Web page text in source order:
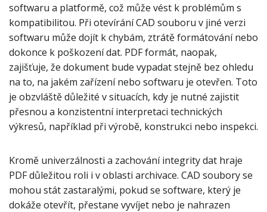
softwaru a platformě, což může vést k problémům s
kompatibilitou. Při otevírání CAD souboru v jiné verzi
softwaru může dojít k chybám, ztrátě formátování nebo
dokonce k poškození dat. PDF formát, naopak,
zajišťuje, že dokument bude vypadat stejně bez ohledu
na to, na jakém zařízení nebo softwaru je otevřen. Toto
je obzvláště důležité v situacích, kdy je nutné zajistit
přesnou a konzistentní interpretaci technických
výkresů, například při výrobě, konstrukci nebo inspekci.
Kromě univerzálnosti a zachování integrity dat hraje
PDF důležitou roli i v oblasti archivace. CAD soubory se
mohou stát zastaralými, pokud se software, který je
dokáže otevřít, přestane vyvíjet nebo je nahrazen